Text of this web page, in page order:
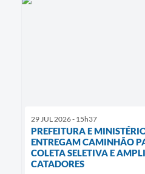
29 JUL 2026 - 15h37
PREFEITURA E
ENTREGAM CAMINHÃO
COLETA SELETIVA E
CATADORES